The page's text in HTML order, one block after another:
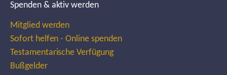
Spenden & aktiv werden
Mitglied werden
Sofort helfen - Online spenden
Testamentarische Verfügung
Bußgelder